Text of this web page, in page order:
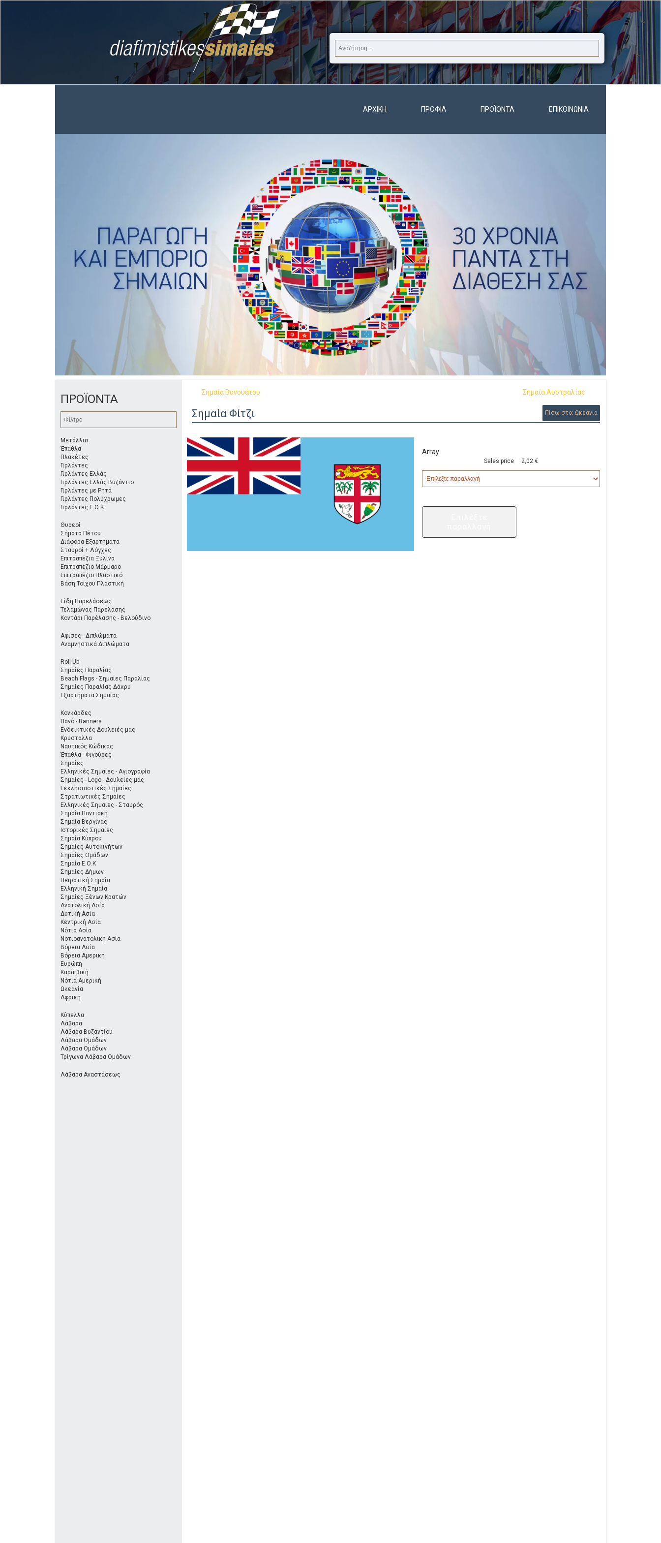
ΑΡΧΙΚΉ ΠΡΟΦΊΛ ΠΡΟΪΌΝΤΑ ΕΠΙΚΟΙΝΩΝΊΑ
ΠΡΟΪΟΝΤΑ
Μετάλλια
Έπαθλα
Πλακέτες
Γιρλάντες
Γιρλάντες Ελλάς
Γιρλάντες Ελλάς Βυζάντιο
Γιρλάντες με Ρητά
Γιρλάντες Πολύχρωμες
Γιρλάντες Ε.Ο.Κ.
Θυρεοί
Σήματα Πέτου
Διάφορα Εξαρτήματα
Σταυροί + Λόγχες
Επιτραπέζια Ξύλινα
Επιτραπέζιο Μάρμαρο
Επιτραπέζιο Πλαστικό
Βάση Τοίχου Πλαστική
Είδη Παρελάσεως
Τελαμώνας Παρέλασης
Κοντάρι Παρέλασης - Βελούδινο
Αφίσες - Διπλώματα
Αναμνηστικά Διπλώματα
Roll Up
Σημαίες Παραλίας
Beach Flags - Σημαίες Παραλίας
Σημαίες Παραλίας Δάκρυ
Εξαρτήματα Σημαίας
Κονκάρδες
Πανό - Banners
Ενδεικτικές Δουλειές μας
Κρύσταλλα
Ναυτικός Κώδικας
Έπαθλα - Φιγούρες
Σημαίες
Ελληνικές Σημαίες - Αγιογραφία
Σημαίες - Logo - Δουλείες μας
Εκκλησιαστικές Σημαίες
Στρατιωτικές Σημαίες
Ελληνικές Σημαίες - Σταυρός
Σημαία Ποντιακή
Σημαία Βεργίνας
Ιστορικές Σημαίες
Σημαία Κύπρου
Σημαίες Αυτοκινήτων
Σημαίες Ομάδων
Σημαία Ε.Ο.Κ
Σημαίες Δήμων
Πειρατική Σημαία
Ελληνική Σημαία
Σημαίες Ξένων Κρατών
Ανατολική Ασία
Δυτική Ασία
Κεντρική Ασία
Νότια Ασία
Νοτιοανατολική Ασία
Βόρεια Ασία
Βόρεια Αμερική
Ευρώπη
Καραϊβική
Νότια Αμερική
Ωκεανία
Αφρική
Κύπελλα
Λάβαρα
Λάβαρα Βυζαντίου
Λάβαρα Ομάδων
Λάβαρα Ομάδων
Τρίγωνα Λάβαρα Ομάδων
Λάβαρα Αναστάσεως
Σημαία Βανουάτου Σημαία Αυστραλίας
Πίσω στο: Ωκεανία
Σημαία Φίτζι
Array
Sales price 2,02 €